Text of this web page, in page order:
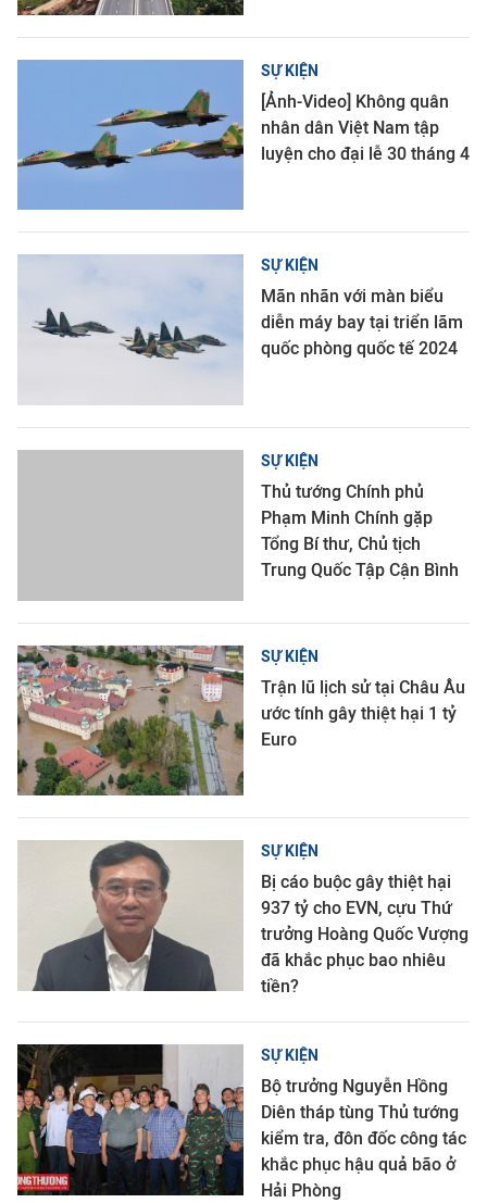
SỰ KIỆN
[Ảnh-Video] Không quân
nhân dân Việt Nam tập
luyện cho đại lễ 30 tháng 4
SỰ KIỆN
Mãn nhãn với màn biểu
diễn máy bay tại triển lãm
quốc phòng quốc tế 2024
SỰ KIỆN
Thủ tướng Chính phủ
Phạm Minh Chính gặp
Tổng Bí thư, Chủ tịch
Trung Quốc Tập Cận Bình
SỰ KIỆN
Trận lũ lịch sử tại Châu Âu
ước tính gây thiệt hại 1 tỷ
Euro
SỰ KIỆN
Bị cáo buộc gây thiệt hại
937 tỷ cho EVN, cựu Thứ
trưởng Hoàng Quốc Vượng
đã khắc phục bao nhiêu
tiền?
SỰ KIỆN
Bộ trưởng Nguyễn Hồng
Diên tháp tùng Thủ tướng
kiểm tra, đôn đốc công tác
khắc phục hậu quả bão ở
Hải Phòng